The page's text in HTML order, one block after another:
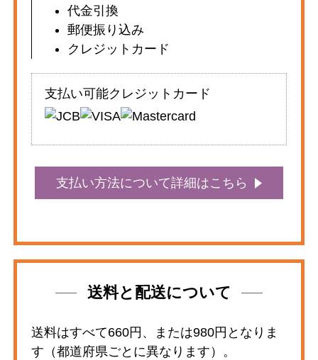
代金引換
郵便振り込み
クレジットカード
支払い可能クレジットカード
支払い方法について詳細はこちら
送料と配送について
送料はすべて660円、または980円となりま
す（都道府県ごとに異なります）。